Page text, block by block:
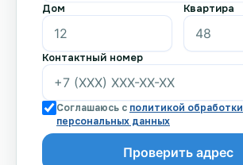
Дом Квартира
Контактный номер
Соглашаюсь с политикой обработки
персональных данных